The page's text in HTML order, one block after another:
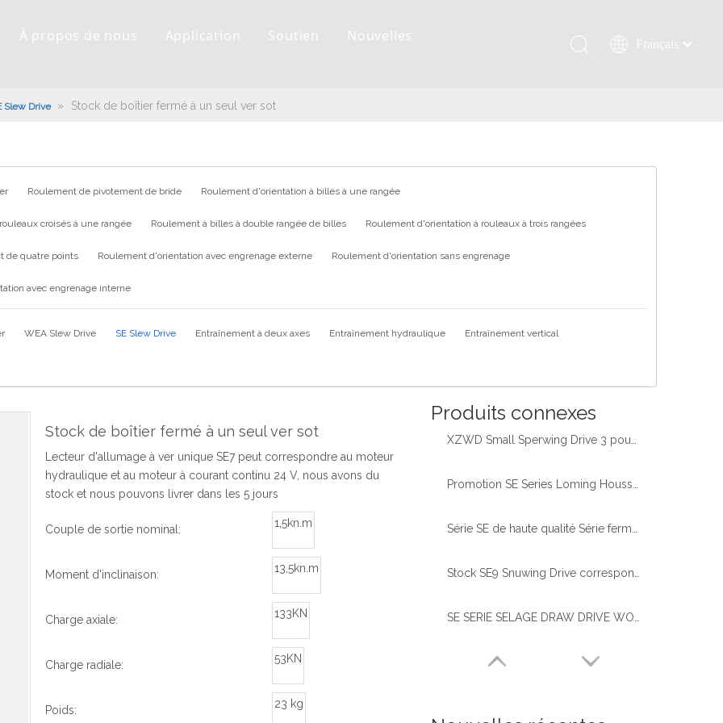
À propos de nous Application Soutien Nouvelles Français
Slew Drive » Stock de boîtier fermé à un seul ver sot
Roulement de pivotement de bride Roulement d'orientation à billes à une rangée
croisés à une rangée Roulement à billes à double rangée de billes Roulement d'orientation à rouleaux à trois rangées
de quatre points Roulement d'orientation avec engrenage externe Roulement d'orientation sans engrenage
avec engrenage interne
WEA Slew Drive SE Slew Drive Entraînement à deux axes Entraînement hydraulique Entraînement vertical
Stock de boîtier fermé à un seul ver sot
Lecteur d'allumage à ver unique SE7 peut correspondre au moteur
hydraulique et au moteur à courant continu 24 V, nous avons du
stock et nous pouvons livrer dans les 5 jours
Couple de sortie nominal: 1,5kn.m
Moment d'inclinaison: 13,5kn.m
Charge axiale: 133KN
Charge radiale: 53KN
Poids: 23 kg
Produits connexes